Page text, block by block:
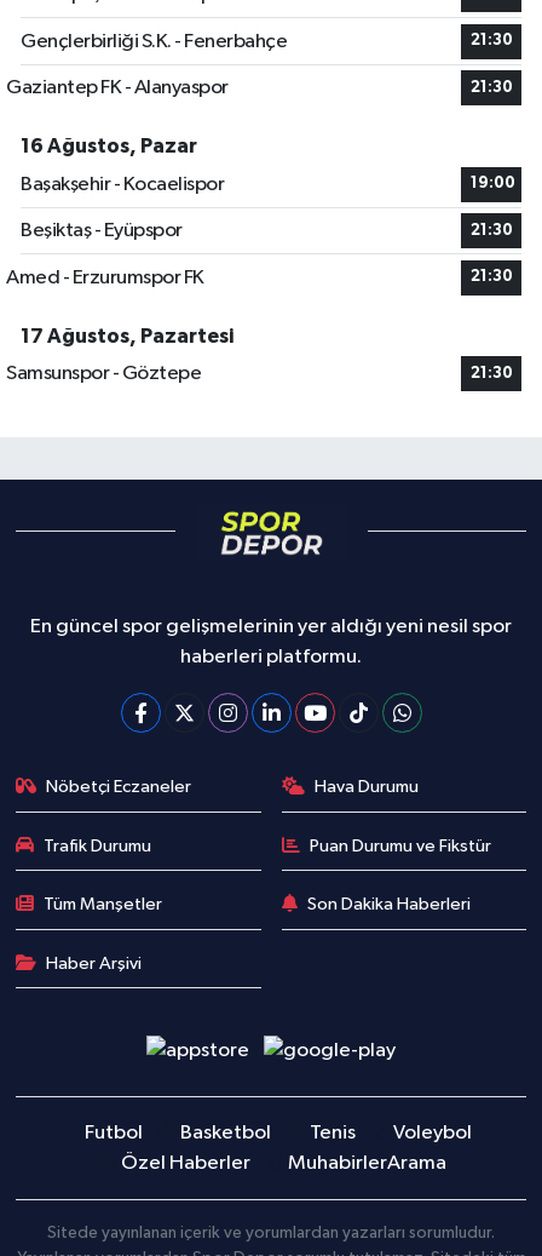
Gençlerbirliği S.K. - Fenerbahçe 21:30
Gaziantep FK - Alanyaspor 21:30
16 Ağustos, Pazar
Başakşehir - Kocaelispor
19:00
Beşiktaş - Eyüpspor 21:30
Amed - Erzurumspor FK 21:30
17 Ağustos, Pazartesi
Samsunspor - Göztepe
21:30
En güncel spor gelişmelerinin yer aldığı yeni nesil spor
haberleri platformu.
Nöbetçi Eczaneler Hava Durumu
Trafik Durumu Puan Durumu ve Fikstür
Tüm Manşetler Son Dakika Haberleri
Haber Arşivi
Futbol Basketbol Tenis
Voleybol
Özel Haberler
MuhabirlerArama
Sitede yayınlanan içerik ve yorumlardan yazarları sorumludur.